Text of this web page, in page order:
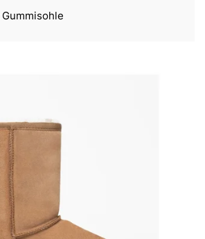
Gummisohle